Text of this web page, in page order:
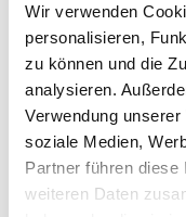
Wir verwenden
personalisieren,
zu können und die
analysieren.
Verwendung
soziale Medien,
Partner führen
weiteren Daten
Schreibt uns gerneund
(oder fotografiert
Ihr erreicht uns
samstags von 08:00 Uhr
Das solltet ihr wissen:
Wir speichern keine